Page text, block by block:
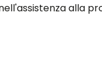
alla